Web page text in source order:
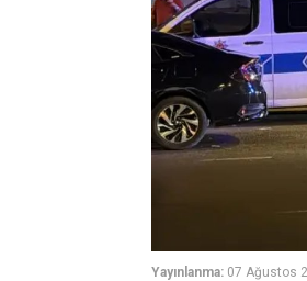
Yayınlanma: 07 Ağustos